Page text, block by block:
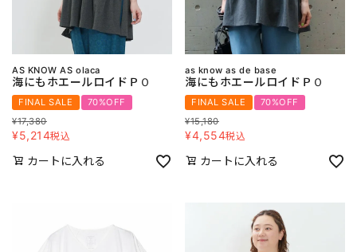
AS KNOW AS olaca
海にもホエールロイドＰＯ
FINAL SALE
70%OFF
¥17,380
¥5,214税込
カートに入れる
as know as de base
海にもホエールロイドＰＯ
FINAL SALE
70%OFF
¥15,180
¥4,554税込
カートに入れる